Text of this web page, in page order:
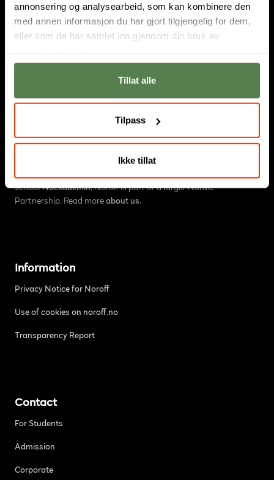
annonsering og analysearbeid, som kan kombinere den
med annen informasjon du har gjort tilgjengelig for dem,
eller som de har samlet inn gjennom din bruk av
Tillat alle
Tilpass
Ikke tillat
Higher Vocational College
We have campuses inOsloogBergen. Together with the Swedish
schoolNackademin, Noroff is part of a larger Nordic
Partnership. Read more about us.
Information
Privacy Notice for Noroff
Use of cookies on noroff.no
Transparency Report
Contact
For Students
Admission
Corporate